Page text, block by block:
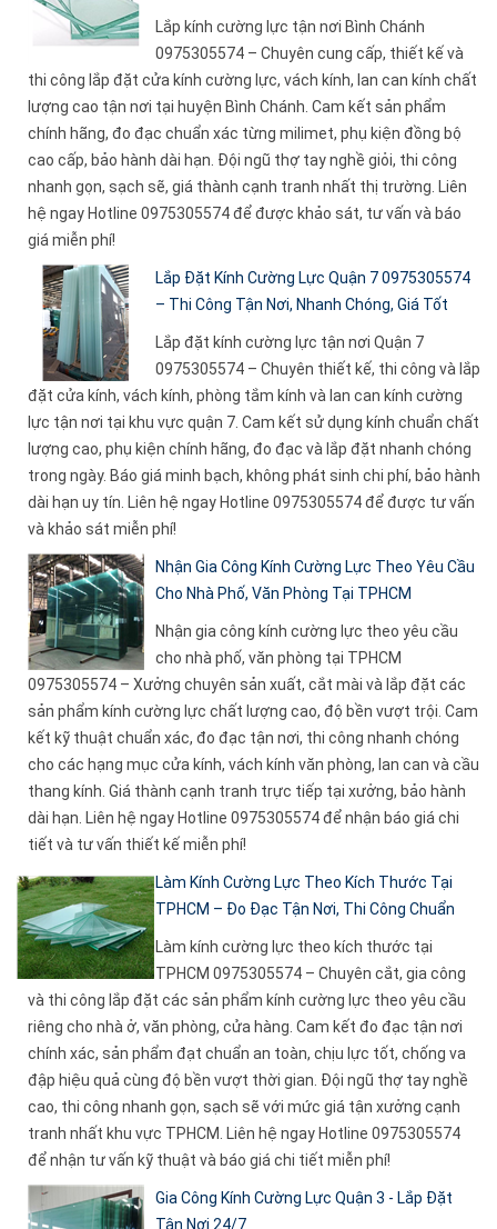
Lắp kính cường lực tận nơi Bình Chánh
0975305574 – Chuyên cung cấp, thiết kế và
thi công lắp đặt cửa kính cường lực, vách kính, lan can kính chất
lượng cao tận nơi tại huyện Bình Chánh. Cam kết sản phẩm
chính hãng, đo đạc chuẩn xác từng milimet, phụ kiện đồng bộ
cao cấp, bảo hành dài hạn. Đội ngũ thợ tay nghề giỏi, thi công
nhanh gọn, sạch sẽ, giá thành cạnh tranh nhất thị trường. Liên
hệ ngay Hotline 0975305574 để được khảo sát, tư vấn và báo
giá miễn phí!
Lắp Đặt Kính Cường Lực Quận 7 0975305574
– Thi Công Tận Nơi, Nhanh Chóng, Giá Tốt
Lắp đặt kính cường lực tận nơi Quận 7
0975305574 – Chuyên thiết kế, thi công và lắp
đặt cửa kính, vách kính, phòng tắm kính và lan can kính cường
lực tận nơi tại khu vực quận 7. Cam kết sử dụng kính chuẩn chất
lượng cao, phụ kiện chính hãng, đo đạc và lắp đặt nhanh chóng
trong ngày. Báo giá minh bạch, không phát sinh chi phí, bảo hành
dài hạn uy tín. Liên hệ ngay Hotline 0975305574 để được tư vấn
và khảo sát miễn phí!
Nhận Gia Công Kính Cường Lực Theo Yêu Cầu
Cho Nhà Phố, Văn Phòng Tại TPHCM
Nhận gia công kính cường lực theo yêu cầu
cho nhà phố, văn phòng tại TPHCM
0975305574 – Xưởng chuyên sản xuất, cắt mài và lắp đặt các
sản phẩm kính cường lực chất lượng cao, độ bền vượt trội. Cam
kết kỹ thuật chuẩn xác, đo đạc tận nơi, thi công nhanh chóng
cho các hạng mục cửa kính, vách kính văn phòng, lan can và cầu
thang kính. Giá thành cạnh tranh trực tiếp tại xưởng, bảo hành
dài hạn. Liên hệ ngay Hotline 0975305574 để nhận báo giá chi
tiết và tư vấn thiết kế miễn phí!
Làm Kính Cường Lực Theo Kích Thước Tại
TPHCM – Đo Đạc Tận Nơi, Thi Công Chuẩn
Làm kính cường lực theo kích thước tại
TPHCM 0975305574 – Chuyên cắt, gia công
và thi công lắp đặt các sản phẩm kính cường lực theo yêu cầu
riêng cho nhà ở, văn phòng, cửa hàng. Cam kết đo đạc tận nơi
chính xác, sản phẩm đạt chuẩn an toàn, chịu lực tốt, chống va
đập hiệu quả cùng độ bền vượt thời gian. Đội ngũ thợ tay nghề
cao, thi công nhanh gọn, sạch sẽ với mức giá tận xưởng cạnh
tranh nhất khu vực TPHCM. Liên hệ ngay Hotline 0975305574
để nhận tư vấn kỹ thuật và báo giá chi tiết miễn phí!
Gia Công Kính Cường Lực Quận 3 - Lắp Đặt
Tận Nơi 24/7